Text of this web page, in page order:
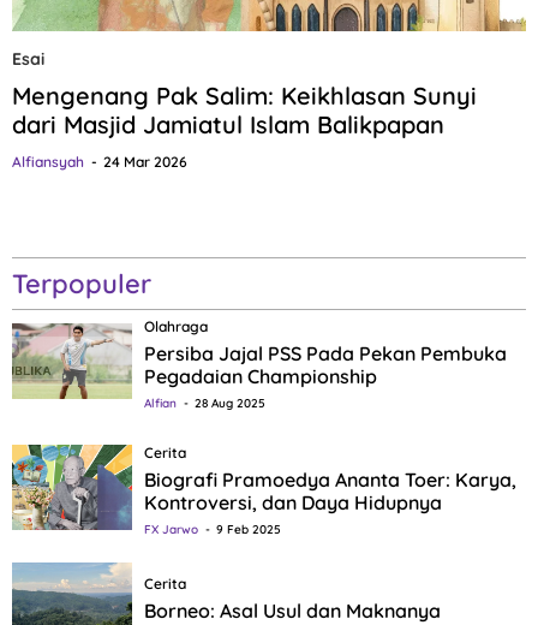
Esai
Mengenang Pak Salim: Keikhlasan Sunyi
dari Masjid Jamiatul Islam Balikpapan
Alfiansyah 24 Mar 2026
Terpopuler
Olahraga
Persiba Jajal PSS Pada Pekan Pembuka
Pegadaian Championship
Alfian 28 Aug 2025
Cerita
Biografi Pramoedya Ananta Toer: Karya,
Kontroversi, dan Daya Hidupnya
FX Jarwo 9 Feb 2025
Cerita
Borneo: Asal Usul dan Maknanya